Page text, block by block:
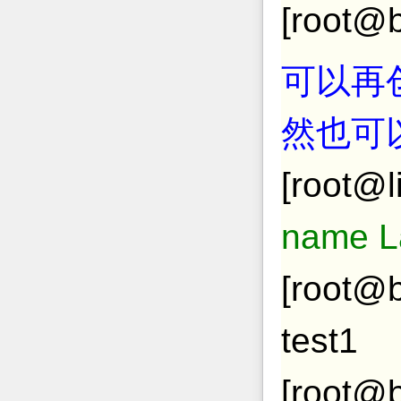
可以再
然也可
name
test1